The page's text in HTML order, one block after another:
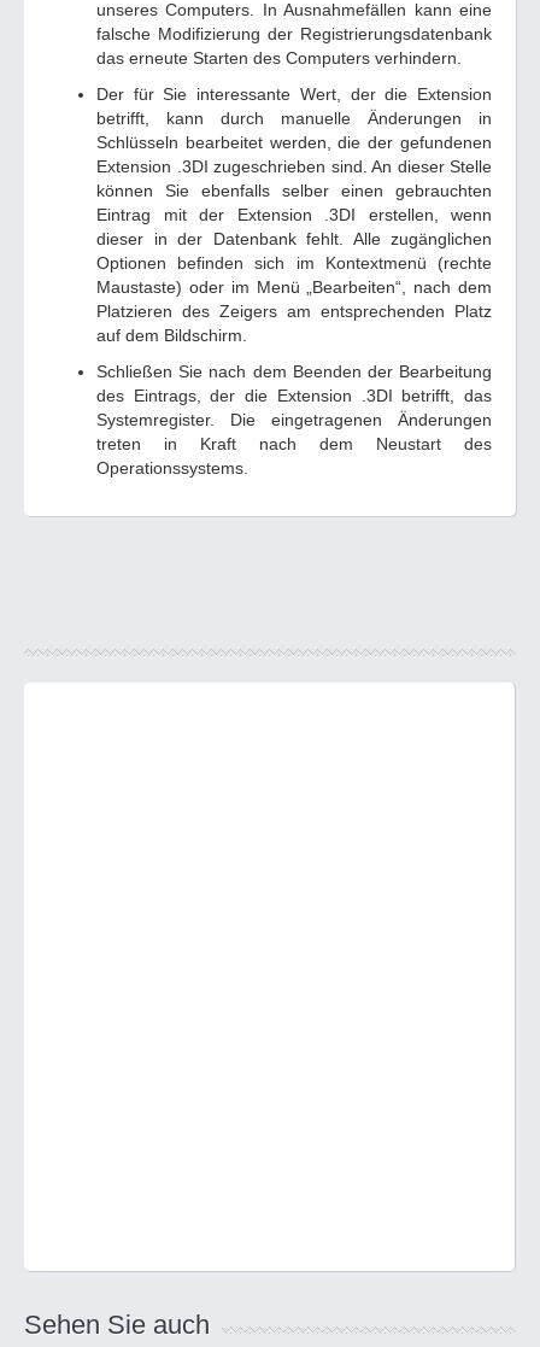
unseres Computers. In Ausnahmefällen kann eine
falsche Modifizierung der Registrierungsdatenbank
das erneute Starten des Computers verhindern.
Der für Sie interessante Wert, der die Extension
betrifft, kann durch manuelle Änderungen in
Schlüsseln bearbeitet werden, die der gefundenen
Extension .3DI zugeschrieben sind. An dieser Stelle
können Sie ebenfalls selber einen gebrauchten
Eintrag mit der Extension .3DI erstellen, wenn
dieser in der Datenbank fehlt. Alle zugänglichen
Optionen befinden sich im Kontextmenü (rechte
Maustaste) oder im Menü „Bearbeiten“, nach dem
Platzieren des Zeigers am entsprechenden Platz
auf dem Bildschirm.
Schließen Sie nach dem Beenden der Bearbeitung
des Eintrags, der die Extension .3DI betrifft, das
Systemregister. Die eingetragenen Änderungen
treten in Kraft nach dem Neustart des
Operationssystems.
Sehen Sie auch